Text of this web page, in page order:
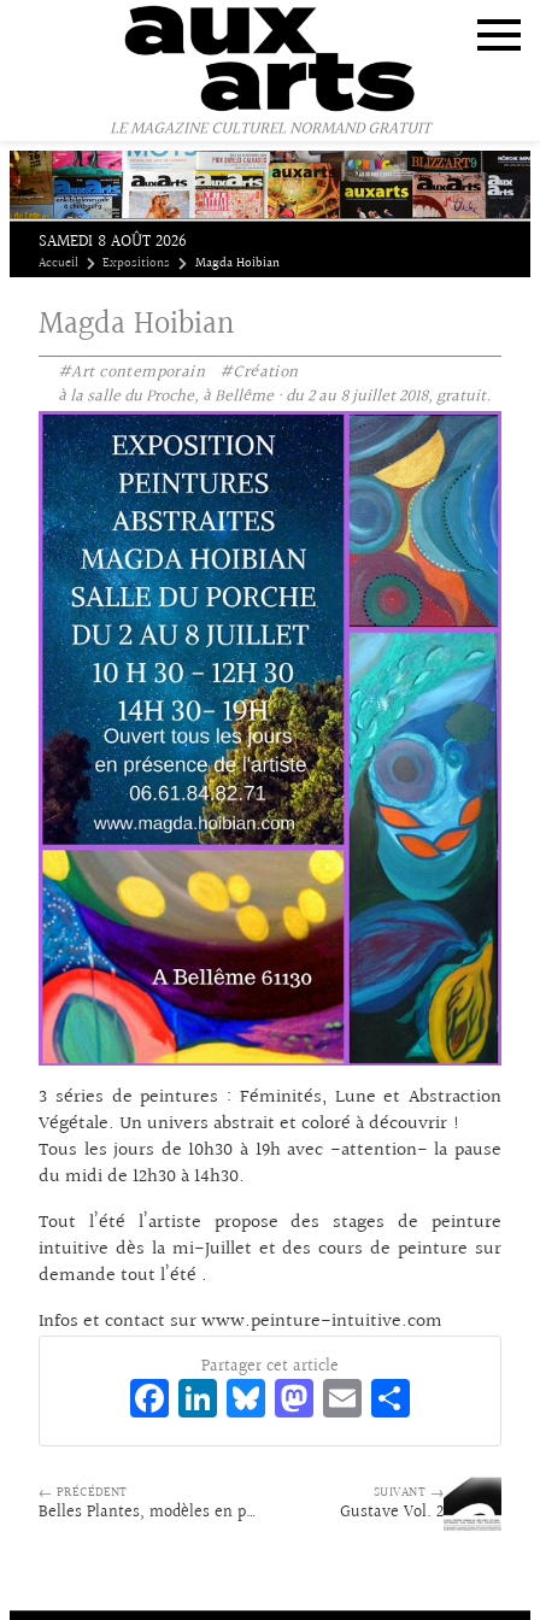
LE MAGAZINE CULTUREL NORMAND GRATUIT
SAMEDI 8 AOÛT 2026
Accueil Expositions Magda Hoibian
Magda Hoibian
#Art contemporain
#Création
à la salle du Proche, à Bellême · du 2 au 8 juillet 2018, gratuit.
3 séries de peintures : Féminités, Lune et Abstraction
Végétale. Un univers abstrait et coloré à découvrir !
Tous les jours de 10h30 à 19h avec -attention- la pause
du midi de 12h30 à 14h30.
Tout l’été l’artiste propose des stages de peinture
intuitive dès la mi-Juillet et des cours de peinture sur
demande tout l’été .
Infos et contact surwww.peinture-intuitive.com
Partager cet article
Fa
ce
o
Li
n
dI
Bl
ue
M
as
d
E
m
ai
l
rt
ag
er
← PRÉCÉDENT
Belles Plantes, modèles en papier-mâché du Dr. Auzoux
SUIVANT →
Gustave Vol. 2
Panneau de gestion des cookies